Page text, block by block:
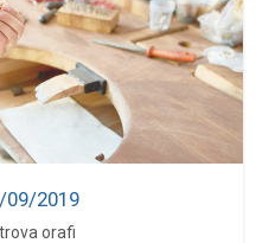
09/2019
orafi